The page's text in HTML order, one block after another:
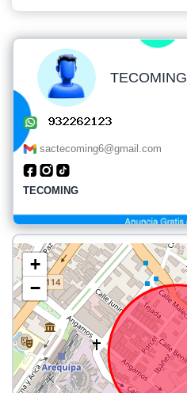
TECOMING
sactecoming6@gmail.com
TECOMING
+
−